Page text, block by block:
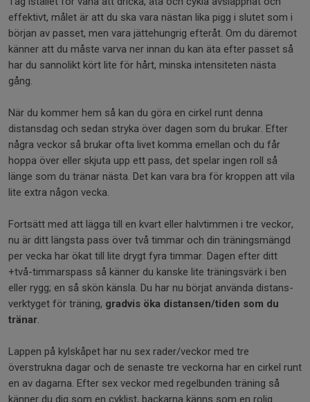
effektivt, målet är att du ska vara nästan lika pigg i slutet som i
början av passet, men vara jättehungrig efteråt. Om du däremot
känner att du måste varva ner innan du kan äta efter passet så
har du sannolikt kört lite för hårt, minska intensiteten nästa
gång.
När du kommer hem så kan du göra en cirkel runt denna
distansdag och sedan stryka över dagen som du brukar. Efter
några veckor så brukar ofta livet komma emellan och du får
hoppa över eller skjuta upp ett pass, det spelar ingen roll så
länge som du tränar nästa. Det kan vara bra för kroppen att vila
lite extra någon vecka.
Fortsätt med att lägga till en kvart eller halvtimmen i tre veckor,
nu är ditt längsta pass över två timmar och din träningsmängd
per vecka har ökat till lite drygt fyra timmar. Dagen efter ditt
+två-timmarspass så känner du kanske lite träningsvärk i ben
eller rygg; en så skön känsla. Du har nu börjat använda distans-
verktyget för träning, gradvis öka distansen/tiden som du
tränar.
Lappen på kylskåpet har nu sex rader/veckor med tre
överstrukna dagar och de senaste tre veckorna har en cirkel runt
en av dagarna. Efter sex veckor med regelbunden träning så
känner du dig som en cyklist, backarna känns som en rolig